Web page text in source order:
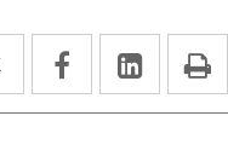
Twitter
Enlace
a
Facebook
Enlace
a
Enlace
a